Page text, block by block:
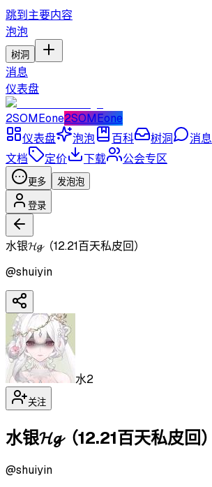
跳到主要内容
泡泡
树洞
消息
仪表盘
2SOMEone2SOMEone
仪表盘
泡泡 百科 树洞 消息
文档
定价 下载 公会专区
更多 发泡泡
登录
水银𝓗𝓰（12.21百天私皮回）
@shuiyin
水2
关注
水银𝓗𝓰（12.21百天私皮回）
@shuiyin